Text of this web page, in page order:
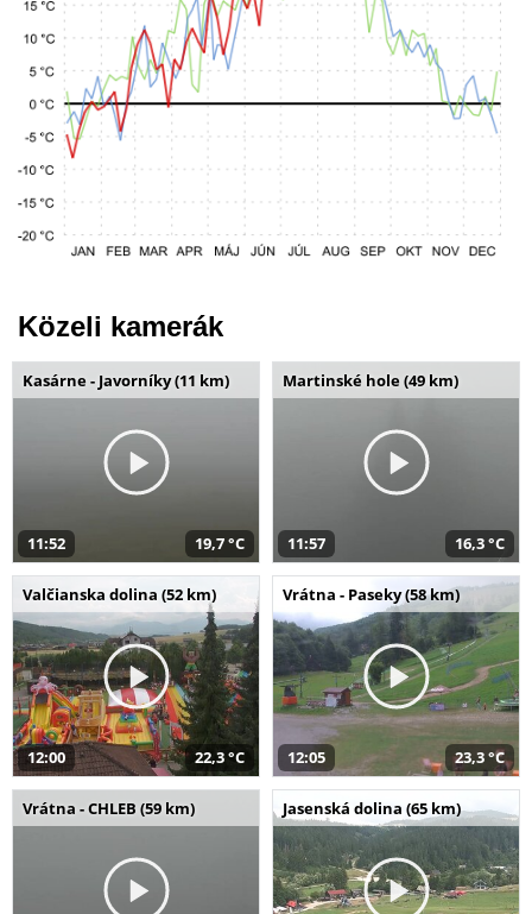
Közeli kamerák
Kasárne - Javorníky (11 km)
11:52 19,7 °C
Martinské hole (49 km)
11:57 16,3 °C
Valčianska dolina (52 km)
12:00 22,3 °C
Vrátna - Paseky (58 km)
12:05 23,3 °C
Vrátna - CHLEB (59 km) Jasenská dolina (65 km)